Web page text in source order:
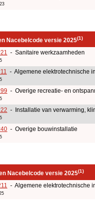
Nacebelcode versie 2025(1)
- Sanitaire werkzaamheden
- Algemene elektrotechnische
- Overige recreatie- en
- Installatie van verwarming,
- Overige bouwinstallatie
Nacebelcode versie 2025(1)
- Algemene elektrotechnische